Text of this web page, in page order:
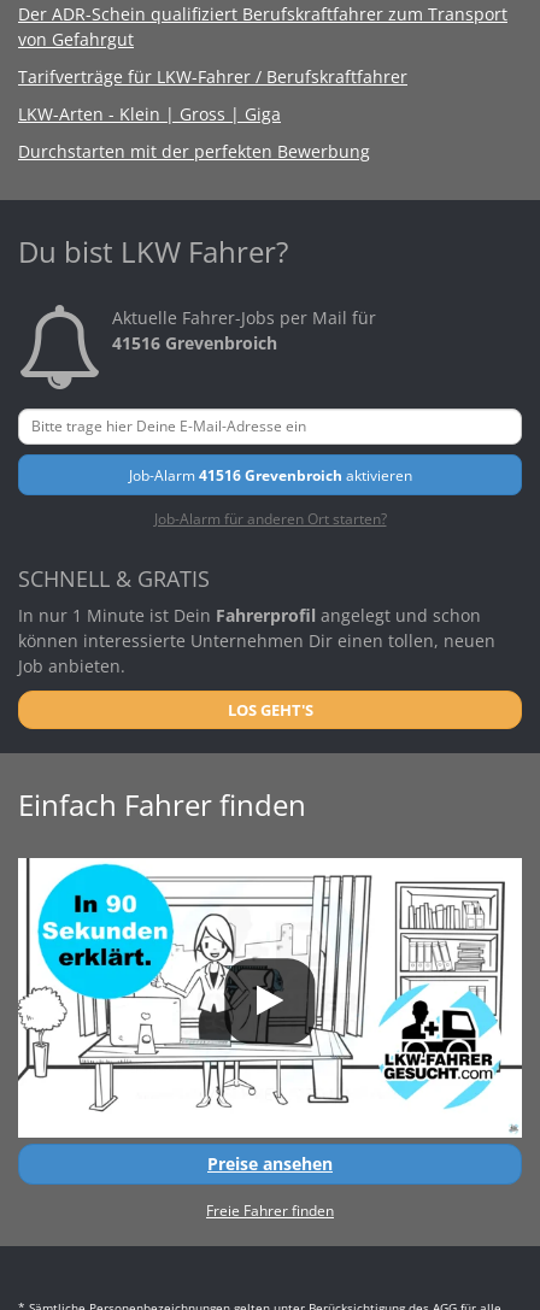
Der ADR-Schein qualifiziert Berufskraftfahrer zum Transport
von Gefahrgut
Tarifverträge für LKW-Fahrer / Berufskraftfahrer
LKW-Arten - Klein | Gross | Giga
Durchstarten mit der perfekten Bewerbung
Du bist LKW Fahrer?
Aktuelle Fahrer-Jobs per Mail für
41516 Grevenbroich
Job-Alarm41516 Grevenbroich aktivieren
Job-Alarm für anderen Ort starten?
SCHNELL & GRATIS
In nur 1 Minute ist Dein Fahrerprofil angelegt und schon
können interessierte Unternehmen Dir einen tollen, neuen
Job anbieten.
LOS GEHT'S
Einfach Fahrer finden
Preise ansehen
Freie Fahrer finden